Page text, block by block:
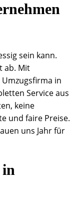
sein kann.
ab. Mit
in
Service aus
keine
und faire Preise.
uns Jahr für
in